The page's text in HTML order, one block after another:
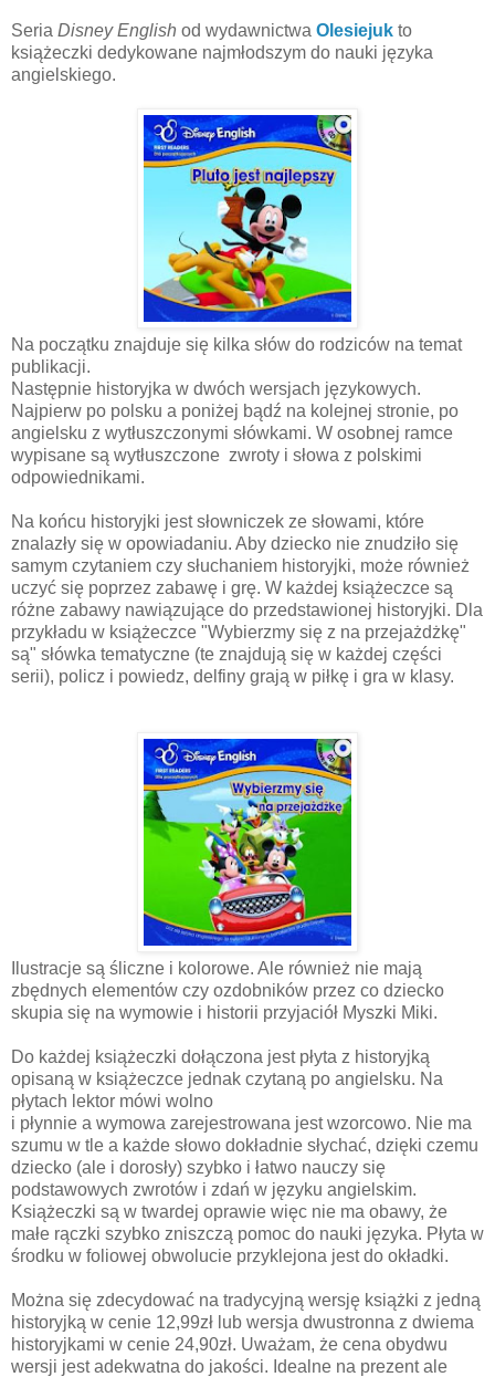
Seria Disney English od wydawnictwa Olesiejuk to
książeczki dedykowane najmłodszym do nauki języka
angielskiego.
Na początku znajduje się kilka słów do rodziców na temat
publikacji.
Następnie historyjka w dwóch wersjach językowych.
Najpierw po polsku a poniżej bądź na kolejnej stronie, po
angielsku z wytłuszczonymi słówkami. W osobnej ramce
wypisane są wytłuszczone zwroty i słowa z polskimi
odpowiednikami.
Na końcu historyjki jest słowniczek ze słowami, które
znalazły się w opowiadaniu. Aby dziecko nie znudziło się
samym czytaniem czy słuchaniem historyjki, może również
uczyć się poprzez zabawę i grę. W każdej książeczce są
różne zabawy nawiązujące do przedstawionej historyjki. Dla
przykładu w książeczce "Wybierzmy się z na przejażdżkę"
są" słówka tematyczne (te znajdują się w każdej części
serii), policz i powiedz, delfiny grają w piłkę i gra w klasy.
Ilustracje są śliczne i kolorowe. Ale również nie mają
zbędnych elementów czy ozdobników przez co dziecko
skupia się na wymowie i historii przyjaciół Myszki Miki.
Do każdej książeczki dołączona jest płyta z historyjką
opisaną w książeczce jednak czytaną po angielsku. Na
płytach lektor mówi wolno
i płynnie a wymowa zarejestrowana jest wzorcowo. Nie ma
szumu w tle a każde słowo dokładnie słychać, dzięki czemu
dziecko (ale i dorosły) szybko i łatwo nauczy się
podstawowych zwrotów i zdań w języku angielskim.
Książeczki są w twardej oprawie więc nie ma obawy, że
małe rączki szybko zniszczą pomoc do nauki języka. Płyta w
środku w foliowej obwolucie przyklejona jest do okładki.
Można się zdecydować na tradycyjną wersję książki z jedną
historyjką w cenie 12,99zł lub wersja dwustronna z dwiema
historyjkami w cenie 24,90zł. Uważam, że cena obydwu
wersji jest adekwatna do jakości. Idealne na prezent ale